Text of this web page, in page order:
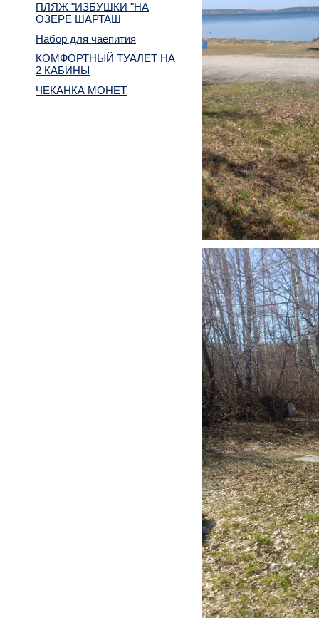
ПЛЯЖ "ИЗБУШКИ "НА
ОЗЕРЕ ШАРТАШ
Набор для чаепития
КОМФОРТНЫЙ ТУАЛЕТ НА
2 КАБИНЫ
ЧЕКАНКА МОНЕТ